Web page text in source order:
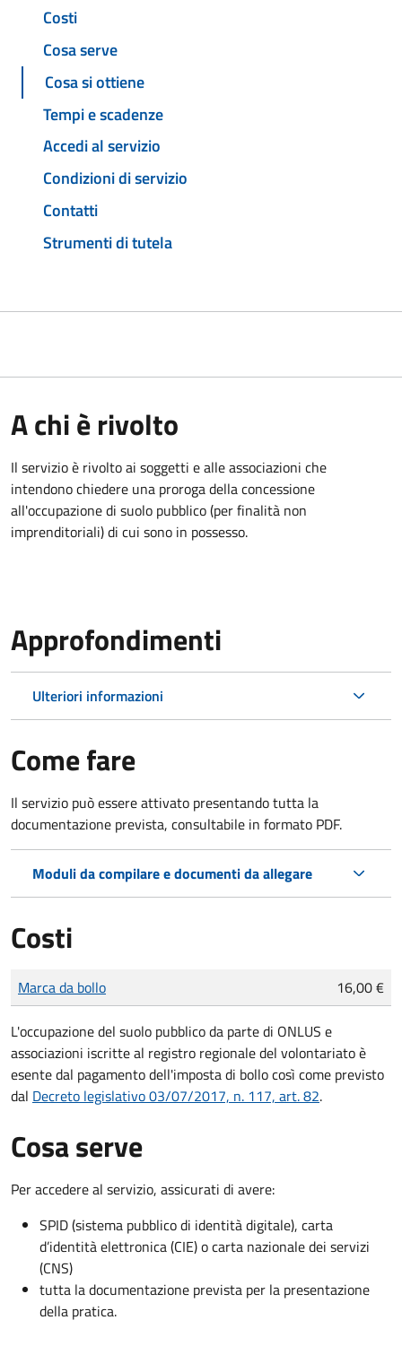
Costi
Cosa serve
Cosa si ottiene
Tempi e scadenze
Accedi al servizio
Condizioni di servizio
Contatti
Strumenti di tutela
A chi è rivolto
Il servizio è rivolto ai soggetti e alle associazioni che
intendono chiedere una proroga della concessione
all'occupazione di suolo pubblico (per finalità non
imprenditoriali) di cui sono in possesso.
Approfondimenti
Ulteriori informazioni
Come fare
Il servizio può essere attivato presentando tutta la
documentazione prevista, consultabile in formato PDF.
Moduli da compilare e documenti da allegare
Costi
Tipo di pagamento
Importo
Marca da bollo 16,00 €
L'occupazione del suolo pubblico da parte di ONLUS e
associazioni iscritte al registro regionale del volontariato è
esente dal pagamento dell'imposta di bollo così come previsto
dal Decreto legislativo 03/07/2017, n. 117, art. 82.
Cosa serve
Per accedere al servizio, assicurati di avere:
SPID (sistema pubblico di identità digitale), carta
d’identità elettronica (CIE) o carta nazionale dei servizi
(CNS)
tutta la documentazione prevista per la presentazione
della pratica.